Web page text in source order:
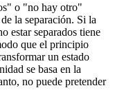
o "no hay otro"
la separación. Si la
estar separados tiene
que el principio
un estado
se basa en la
no puede pretender